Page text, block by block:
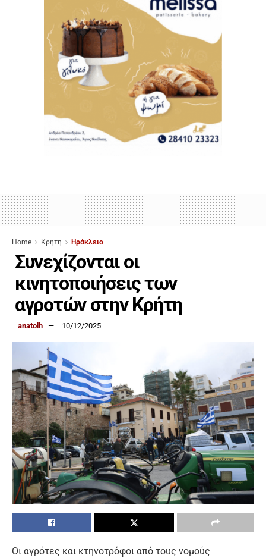
Home Κρήτη Ηράκλειο
Συνεχίζονται οι
κινητοποιήσεις των
αγροτών στην Κρήτη
anatolh 10/12/2025
Οι αγρότες και κτηνοτρόφοι από τους νομούς